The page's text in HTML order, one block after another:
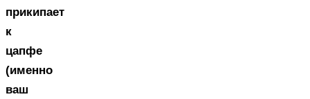
прикипает
к
цапфе
(именно
ваш